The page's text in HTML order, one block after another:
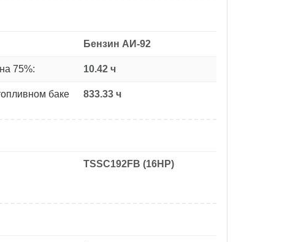
Бензин АИ-92
75%: 10.42 ч
баке
833.33 ч
TSSC192FB (16HP)